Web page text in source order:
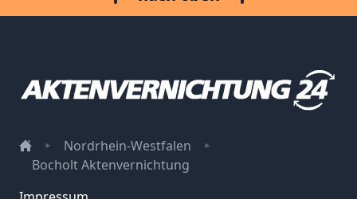
Nordrhein-Westfalen
Bocholt Aktenvernichtung